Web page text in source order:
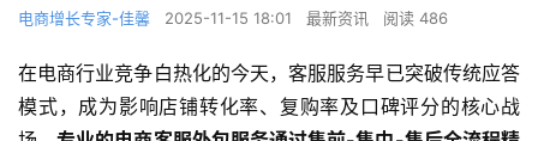
电商增长专家-佳馨 2025-11-15 18:01 最新资讯 阅读 486
在电商行业竞争白热化的今天，客服服务早已突破传统应答
模式，成为影响店铺转化率、复购率及口碑评分的核心战